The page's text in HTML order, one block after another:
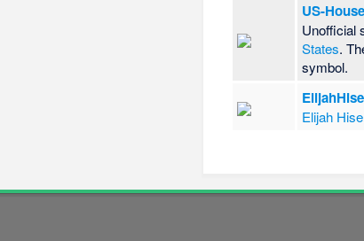
US-
Unofficial
States.
symbol.
Elijah Hise